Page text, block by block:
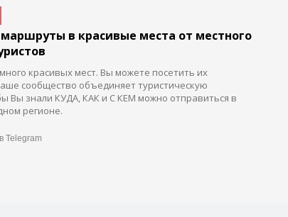
в красивые места от местного
красивых мест. Вы можете посетить их
сообщество объединяет туристическую
Вы знали КУДА, КАК и С КЕМ можно отправиться в
регионе.
Telegram